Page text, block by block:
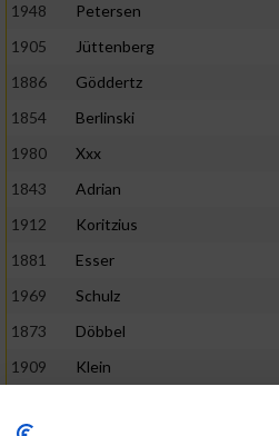
1948
Petersen
1905
Jüttenberg
1886
Göddertz
1854
Berlinski
1980
Xxx
1843
Adrian
1912
Koritzius
1881
Esser
1969
Schulz
1873
Döbbel
1909
Klein